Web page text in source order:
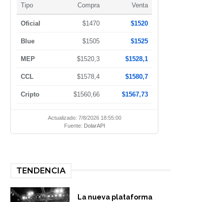
Tipo Compra Venta
Oficial $1470 $1520
Blue $1505 $1525
MEP $1520,3 $1528,1
CCL $1578,4 $1580,7
Cripto $1560,66 $1567,73
Actualizado: 7/8/2026 18:55:00
Fuente: DolarAPI
TENDENCIA
La nueva plataforma